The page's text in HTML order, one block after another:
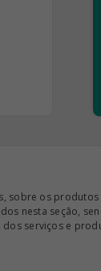
sobre os
nesta seção,
serviços e